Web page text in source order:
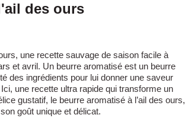
des ours
une recette sauvage de saison facile à
et avril. Un beurre aromatisé est un beurre
des ingrédients pour lui donner une saveur
une recette ultra rapide qui transforme un
gustatif, le beurre aromatisé à l’ail des ours,
goût unique et délicat.